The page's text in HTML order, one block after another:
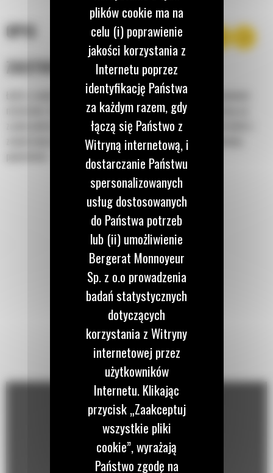
OPIS
ZASTOSOWANIE
Łyżki o zwiększonej wydajności pozwalają na lepsze zatrzymywanie
materiału i obniżenie zużycia paliwa, ułatwiając zarazem pracę na
zrębie podczas wielu zastosowań. Współczynnik napełnienia łyżek o
zwiększonej wydajności może wynosić nawet 115% znamionowej
plików cookie ma na
celu (i) poprawienie
jakości korzystania z
Internetu poprzez
identyfikację Państwa
za każdym razem, gdy
łączą się Państwo z
Witryną internetową, i
dostarczanie Państwu
spersonalizowanych
usług dostosowanych
do Państwa potrzeb
lub (ii) umożliwienie
Bergerat Monnoyeur
Sp. z o.o prowadzenia
badań statystycznych
dotyczących
korzystania z Witryny
internetowej przez
użytkowników
Internetu. Klikając
przycisk „Zaakceptuj
wszystkie pliki
cookie”, wyrażają
Państwo zgodę na